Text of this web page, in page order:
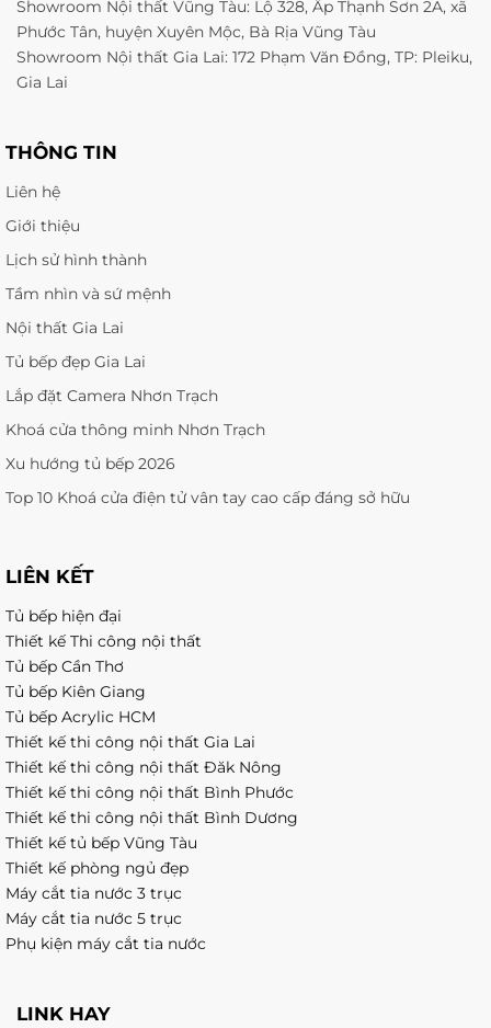
Showroom Nội thất Vũng Tàu: Lộ 328, Ấp Thạnh Sơn 2A, xã
Phước Tân, huyện Xuyên Mộc, Bà Rịa Vũng Tàu
Showroom Nội thất Gia Lai: 172 Phạm Văn Đồng, TP: Pleiku,
Gia Lai
THÔNG TIN
Liên hệ
Giới thiệu
Lịch sử hình thành
Tầm nhìn và sứ mệnh
Nội thất Gia Lai
Tủ bếp đẹp Gia Lai
Lắp đặt Camera Nhơn Trạch
Khoá cửa thông minh Nhơn Trạch
Xu hướng tủ bếp 2026
Top 10 Khoá cửa điện tử vân tay cao cấp đáng sở hữu
LIÊN KẾT
Tủ bếp hiện đại
Thiết kế Thi công nội thất
Tủ bếp Cần Thơ
Tủ bếp Kiên Giang
Tủ bếp Acrylic HCM
Thiết kế thi công nội thất Gia Lai
Thiết kế thi công nội thất Đăk Nông
Thiết kế thi công nội thất Bình Phước
Thiết kế thi công nội thất Bình Dương
Thiết kế tủ bếp Vũng Tàu
Thiết kế phòng ngủ đẹp
Máy cắt tia nước 3 trục
Máy cắt tia nước 5 trục
Phụ kiện máy cắt tia nước
LINK HAY